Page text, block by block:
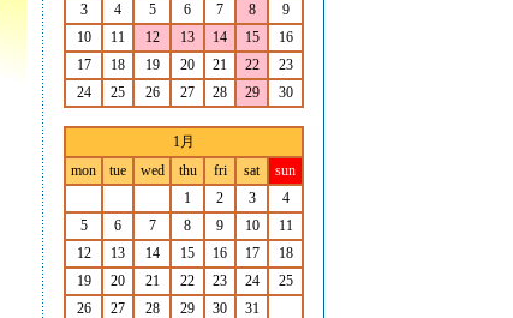
3
4 5 6 7 8
9
10
11 12 13 14 15
16
17
18 19 20 21 22
23
24
25 26 27 28 29 30
1月
mon
tue wed thu fri sat
sun
1
2 3
4
5
6 7 8 9 10
11
12
13 14 15 16 17
18
19
20 21 22 23 24
25
26
27 28 29 30 31